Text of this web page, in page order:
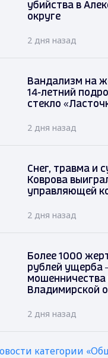
убийства в
округе
2 дня назад
Вандализм на
14-летний
стекло
2 дня назад
Снег, травма и
Коврова
управляющей
2 дня назад
Более 1000
рублей ущерба
мошенничества
Владимирской
2 дня назад
категории